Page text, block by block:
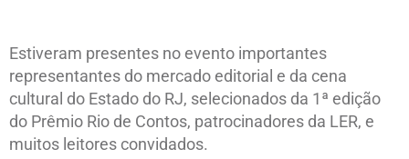
Estiveram presentes no evento importantes
representantes do mercado editorial e da cena
cultural do Estado do RJ, selecionados da 1ª edição
do Prêmio Rio de Contos, patrocinadores da LER, e
muitos leitores convidados.